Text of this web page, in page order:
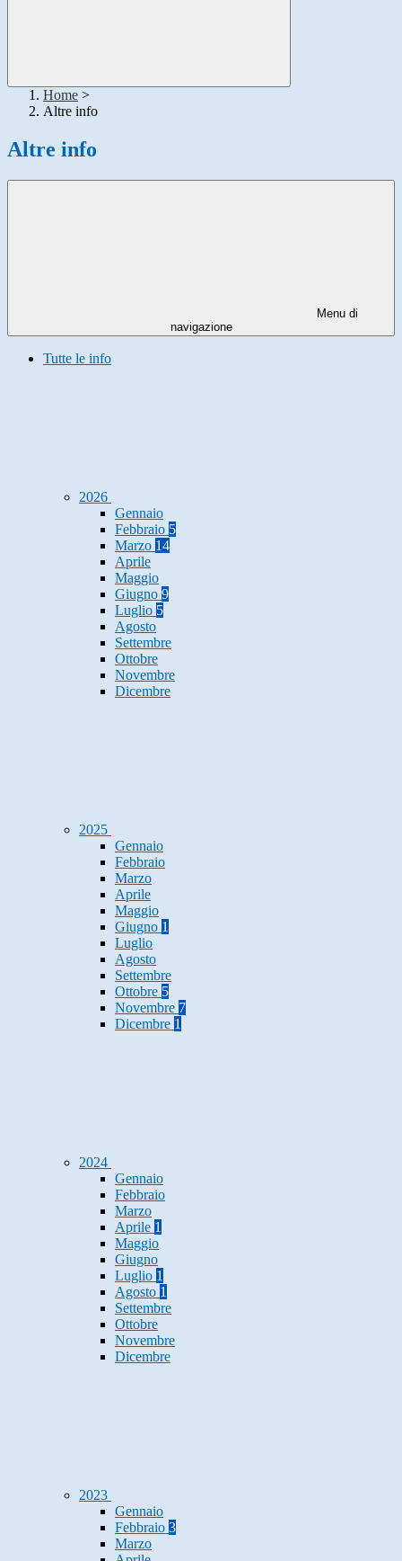
Home >
Altre info
Altre info
Menu di
navigazione
Tutte le info
2026
Gennaio
Febbraio 5
Marzo 14
Aprile
Maggio
Giugno 9
Luglio 5
Agosto
Settembre
Ottobre
Novembre
Dicembre
2025
Gennaio
Febbraio
Marzo
Aprile
Maggio
Giugno 1
Luglio
Agosto
Settembre
Ottobre 5
Novembre 7
Dicembre 1
2024
Gennaio
Febbraio
Marzo
Aprile 1
Maggio
Giugno
Luglio 1
Agosto 1
Settembre
Ottobre
Novembre
Dicembre
2023
Gennaio
Febbraio 3
Marzo